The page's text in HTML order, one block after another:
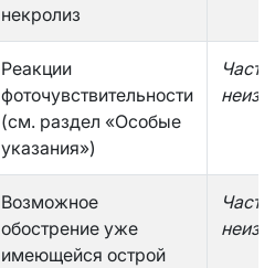
некролиз
Реакции
фоточувствительности
(см. раздел «Особые
указания»)
Возможное
обострение уже
имеющейся острой